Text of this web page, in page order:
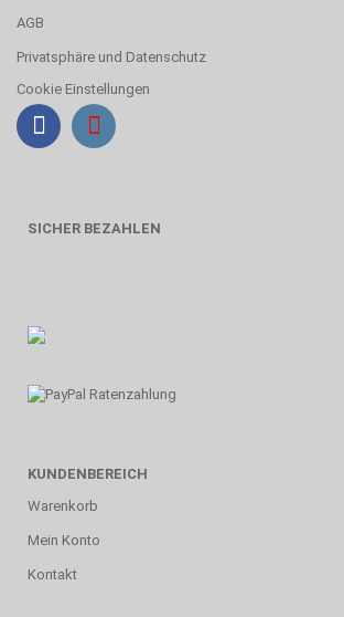
AGB
Privatsphäre und Datenschutz
Cookie Einstellungen
SICHER BEZAHLEN
KUNDENBEREICH
Warenkorb
Mein Konto
Kontakt